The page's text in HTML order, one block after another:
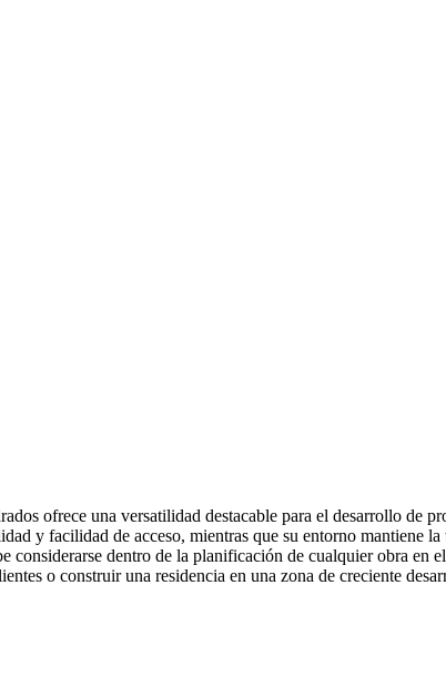
ofrece una versatilidad destacable para el desarrollo de
y facilidad de acceso, mientras que su entorno mantiene la
considerarse dentro de la planificación de cualquier obra en
o construir una residencia en una zona de creciente